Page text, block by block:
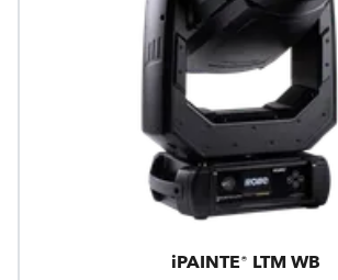
iPAINTE® LTM WB